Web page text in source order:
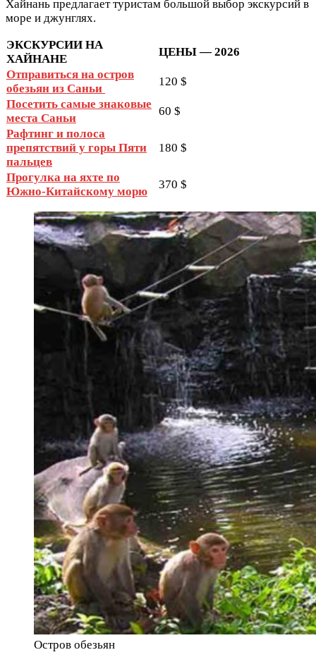
Хайнань предлагает туристам большой выбор экскурсий в
море и джунглях.
ЭКСКУРСИИ НА
ХАЙНАНЕ
ЦЕНЫ — 2026
Отправиться на остров
обезьян из Саньи
120 $
Посетить самые знаковые
места Саньи
60 $
Рафтинг и полоса
препятствий у горы Пяти
пальцев
180 $
Прогулка на яхте по
Южно-Китайскому морю
370 $
Остров обезьян